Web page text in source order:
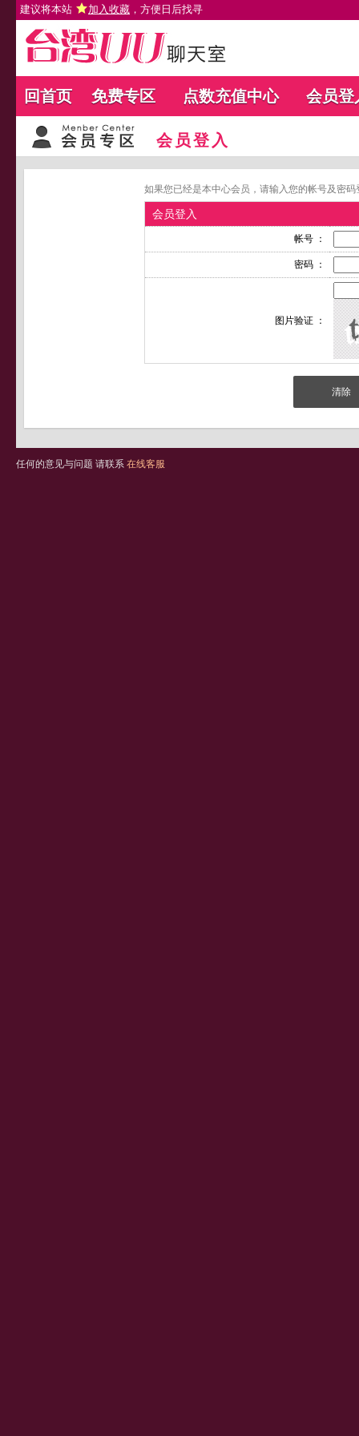
建议将本站 加入收藏 ，方便日后找寻
回首页 免费专区 点数充值中心 会员登
会员登入
如果您已经是本中心会员，请输入您的帐号及密
会员登入
帐号 ：
密码 ：
图片验证 ：
任何的意见与问题 请联系 在线客服